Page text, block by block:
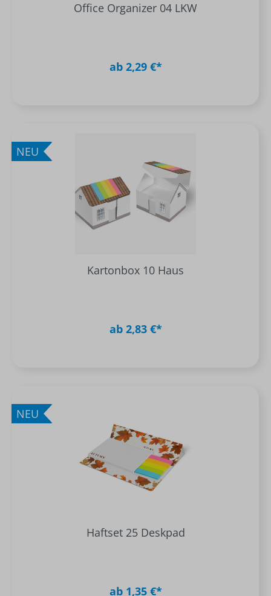
Office Organizer 04 LKW
ab 2,29 €*
NEU
Kartonbox 10 Haus
ab 2,83 €*
NEU
Haftset 25 Deskpad
ab 1,35 €*